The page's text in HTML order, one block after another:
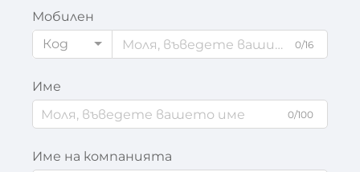
Мобилен
Код
0/16
Име
0/100
Име на компанията